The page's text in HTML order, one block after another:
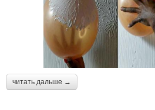
читать дальше →